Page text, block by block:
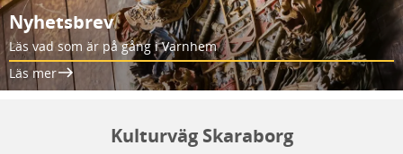
Nyhetsbrev
Läs vad som är på gång i Varnhem
Läs mer
Kulturväg Skaraborg